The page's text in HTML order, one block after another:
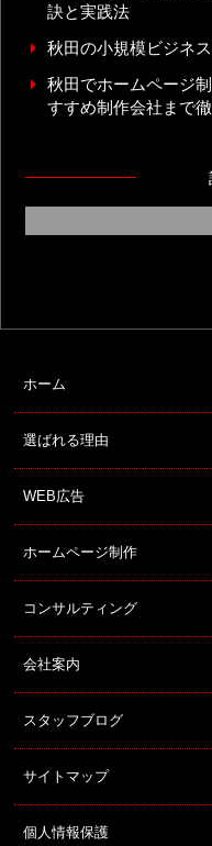
訣と実践法
秋田の小規模ビジネ
秋田でホームページ
すすめ制作会社まで
ホーム
選ばれる理由
WEB広告
ホームページ制作
コンサルティング
会社案内
スタッフブログ
サイトマップ
個人情報保護